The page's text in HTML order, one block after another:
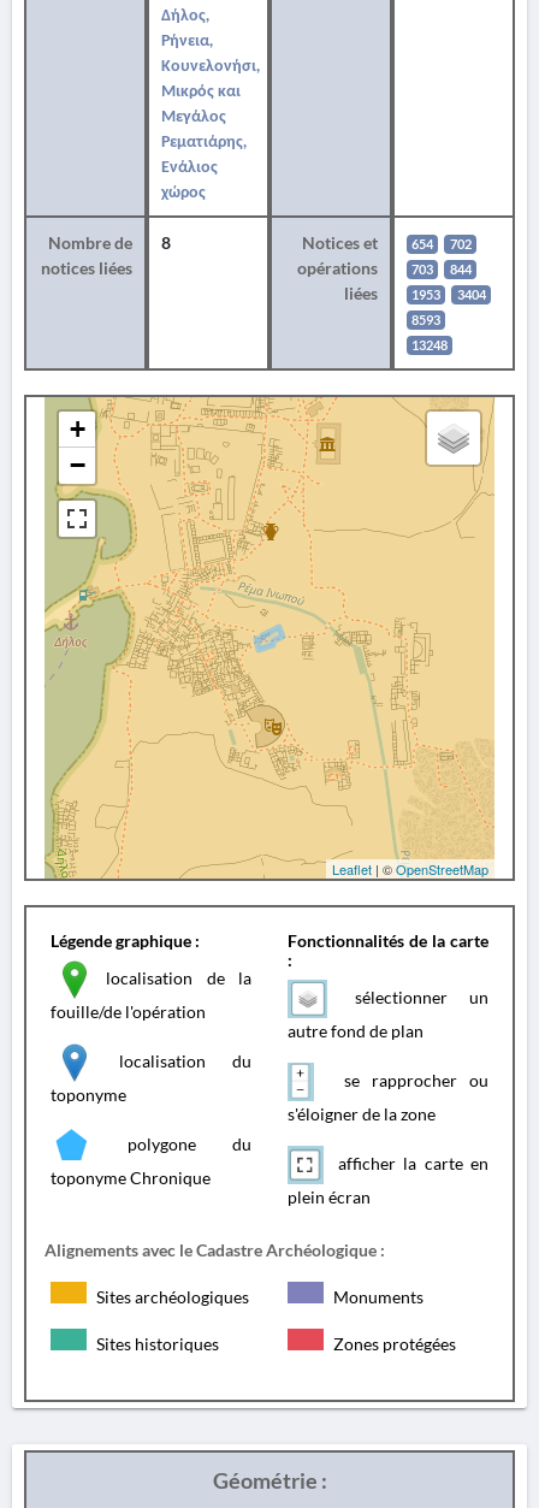
Δήλος,
Ρήνεια,
Κουνελονήσι,
Μικρός και
Μεγάλος
Ρεματιάρης,
Ενάλιος
χώρος
Nombre de
notices liées
8
Notices et
opérations
liées
654
702
703
844
1953
3404
8593
13248
+
−
Leaflet | ©OpenStreetMap
Légende graphique :
localisation de la
fouille/de l'opération
localisation du
toponyme
polygone du
toponyme Chronique
Fonctionnalités de la carte
:
sélectionner un
autre fond de plan
se rapprocher ou
s'éloigner de la zone
afficher la carte en
plein écran
Alignements avec le Cadastre Archéologique :
Sites archéologiques Monuments
Sites historiques Zones protégées
Géométrie :